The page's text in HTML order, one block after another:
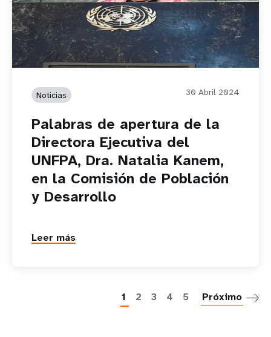
Noticias 30 Abril 2024
Palabras de apertura de la
Directora Ejecutiva del
UNFPA, Dra. Natalia Kanem,
en la Comisión de Población
y Desarrollo
Leer más
1 2 3 4 5 Próximo